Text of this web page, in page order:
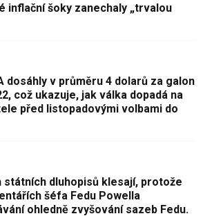
inflační šoky zanechaly „trvalou
dosáhly v průměru 4 dolarů za galon
což ukazuje, jak válka dopadá na
před listopadovými volbami do
státních dluhopisů klesají, protože
šéfa Fedu Powella
ohledně zvyšování sazeb Fedu.